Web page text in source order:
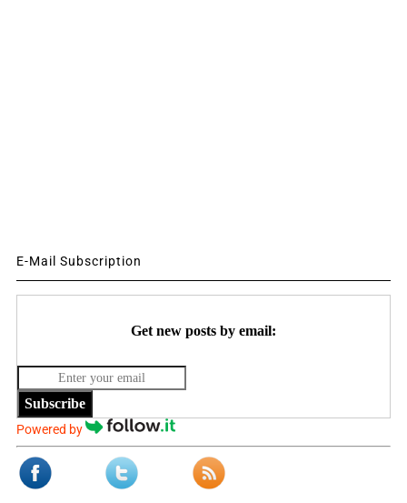
E-Mail Subscription
Get new posts by email:
Subscribe
Powered by